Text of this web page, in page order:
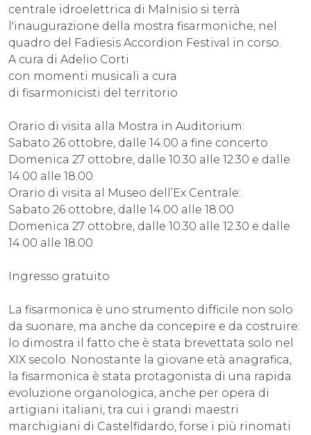
centrale idroelettrica di Malnisio si terrà
l'inaugurazione della mostra fisarmoniche, nel
quadro del Fadiesis Accordion Festival in corso.
A cura di Adelio Corti
con momenti musicali a cura
di fisarmonicisti del territorio
Orario di visita alla Mostra in Auditorium:
Sabato 26 ottobre, dalle 14.00 a fine concerto
Domenica 27 ottobre, dalle 10.30 alle 12.30 e dalle
14.00 alle 18.00
Orario di visita al Museo dell’Ex Centrale:
Sabato 26 ottobre, dalle 14.00 alle 18.00
Domenica 27 ottobre, dalle 10.30 alle 12.30 e dalle
14.00 alle 18.00
Ingresso gratuito
La fisarmonica è uno strumento difficile non solo
da suonare, ma anche da concepire e da costruire:
lo dimostra il fatto che è stata brevettata solo nel
XIX secolo. Nonostante la giovane età anagrafica,
la fisarmonica è stata protagonista di una rapida
evoluzione organologica, anche per opera di
artigiani italiani, tra cui i grandi maestri
marchigiani di Castelfidardo, forse i più rinomati